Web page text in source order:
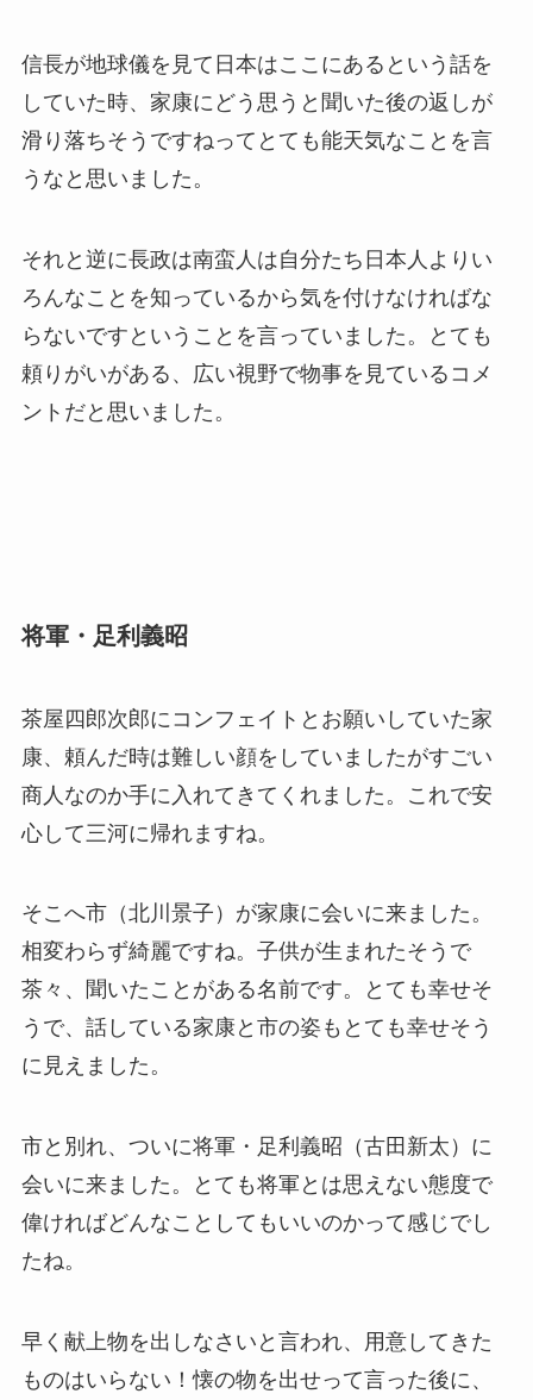
信長が地球儀を見て日本はここにあるという話を
していた時、家康にどう思うと聞いた後の返しが
滑り落ちそうですねってとても能天気なことを言
うなと思いました。
それと逆に長政は南蛮人は自分たち日本人よりい
ろんなことを知っているから気を付けなければな
らないですということを言っていました。とても
頼りがいがある、広い視野で物事を見ているコメ
ントだと思いました。
将軍・足利義昭
茶屋四郎次郎にコンフェイトとお願いしていた家
康、頼んだ時は難しい顔をしていましたがすごい
商人なのか手に入れてきてくれました。これで安
心して三河に帰れますね。
そこへ市（北川景子）が家康に会いに来ました。
相変わらず綺麗ですね。子供が生まれたそうで
茶々、聞いたことがある名前です。とても幸せそ
うで、話している家康と市の姿もとても幸せそう
に見えました。
市と別れ、ついに将軍・足利義昭（古田新太）に
会いに来ました。とても将軍とは思えない態度で
偉ければどんなことしてもいいのかって感じでし
たね。
早く献上物を出しなさいと言われ、用意してきた
ものはいらない！懐の物を出せって言った後に、